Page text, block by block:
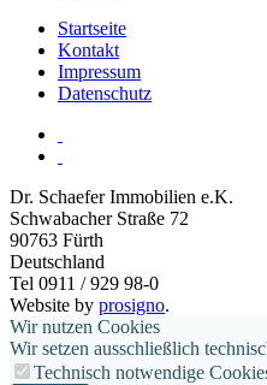
Startseite
Kontakt
Impressum
Datenschutz
Dr. Schaefer Immobilien e.K.
Schwabacher Straße 72
90763 Fürth
Deutschland
Tel 0911 / 929 98-0
Website by prosigno.
Wir nutzen Cookies
Wir setzen ausschließlich
Technisch notwendige